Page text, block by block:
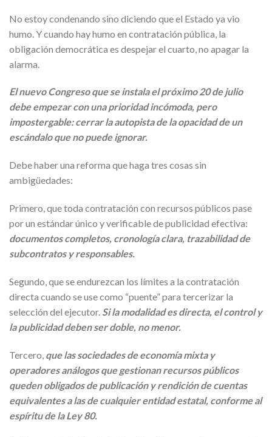
No estoy condenando sino diciendo que el Estado ya vio
humo. Y cuando hay humo en contratación pública, la
obligación democrática es despejar el cuarto, no apagar la
alarma.
El nuevo Congreso que se instala el próximo 20 de julio
debe empezar con una prioridad incómoda, pero
impostergable: cerrar la autopista de la opacidad de un
escándalo que no puede ignorar.
Debe haber una reforma que haga tres cosas sin
ambigüedades:
Primero, que toda contratación con recursos públicos pase
por un estándar único y verificable de publicidad efectiva:
documentos completos, cronología clara, trazabilidad de
subcontratos y responsables.
Segundo, que se endurezcan los límites a la contratación
directa cuando se use como “puente” para tercerizar la
selección del ejecutor. Si la modalidad es directa, el control y
la publicidad deben ser doble, no menor.
Tercero, que las sociedades de economía mixta y
operadores análogos que gestionan recursos públicos
queden obligados de publicación y rendición de cuentas
equivalentes a las de cualquier entidad estatal, conforme al
espíritu de la Ley 80.